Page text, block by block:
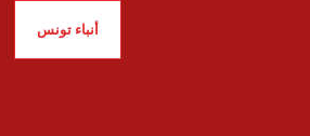
أنباء تونس